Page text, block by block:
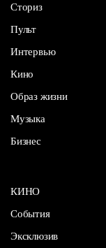
Сториз
Пульт
Интервью
Кино
Образ жизни
Музыка
Бизнес
КИНО
События
Эксклюзив